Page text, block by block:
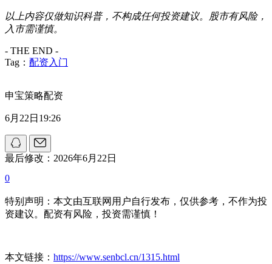
以上内容仅做知识科普，不构成任何投资建议。股市有风险，
入市需谨慎。
- THE END -
Tag： 配资入门
申宝策略配资
6月22日19:26
最后修改：2026年6月22日
0
特别声明：本文由互联网用户自行发布，仅供参考，不作为投
资建议。配资有风险，投资需谨慎！
本文链接： https://www.senbcl.cn/1315.html